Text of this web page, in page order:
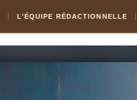
L'ÉQUIPE RÉDACTIONNELLE